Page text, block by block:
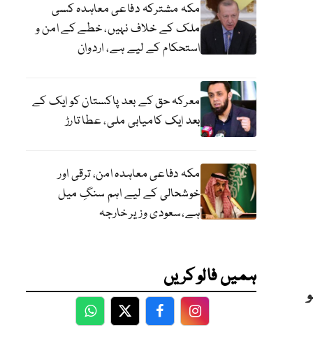
مکہ مشترکہ دفاعی معاہدہ کسی
ملک کے خلاف نہیں، خطے کے امن و
استحکام کے لیے ہے، اردوان
معرکہ حق کے بعد پاکستان کو ایک کے
بعد ایک کامیابی ملی، عطا تارڑ
مکہ دفاعی معاہدہ امن، ترقی اور
خوشحالی کے لیے اہم سنگِ میل
ہے،سعودی وزیر خارجہ
ہمیں فالو کریں
WhatsApp
TwitterFacebookFacebook